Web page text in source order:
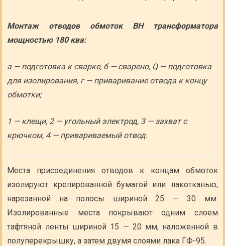
Монтаж отводов обмоток ВН трансформатора
мощностью 180 ква:
а — подготовка к сварке, б — сварено, Q — подготовка
для изолирования, г — приваривание отвода к концу
обмотки;
1 — клещи, 2 — угольный электрод, 3 — захват с
крючком, 4 — привариваемый отвод.
Места присоединения отводов к концам обмоток
изолируют крепированной бумагой или лакотканью,
нарезанной на полосы шириной 25 — 30 мм.
Изолированные места покрывают одним слоем
тафтяной ленты шириной 15 — 20 мм, наложенной в
полуперекрышку, а затем двумя слоями лака ГФ-95.